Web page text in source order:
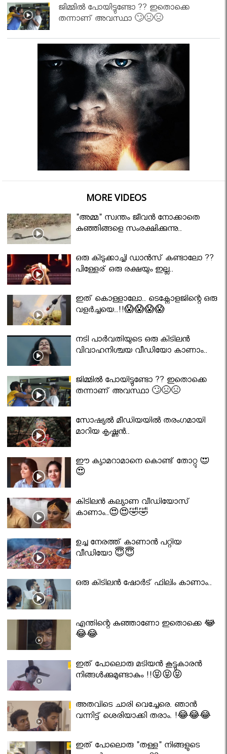
ജിമ്മിൽ പോയിട്ടുണ്ടോ ?? ഇതൊക്കെ
തന്നാണ് അവസ്ഥാ 🙄😣😣
MORE VIDEOS
"അമ്മ" സ്വന്തം ജീവൻ നോക്കാതെ
കുഞ്ഞിങ്ങളെ സംരക്ഷിക്കുന്നു..
ഒരു കിടുക്കാച്ചി ഡാൻസ് കണ്ടാലോ ??
പിള്ളേര് ഒരു രക്ഷയും ഇല്ല..
ഇത് കൊള്ളാലോ.. ടെക്നോളജിന്റെ ഒരു
വളർച്ചയെ..!!😱😱😱😱
നടി പാർവതിയുടെ ഒരു കിടിലൻ
വിവാഹനിശ്ചയ വീഡിയോ കാണാം..
ജിമ്മിൽ പോയിട്ടുണ്ടോ ?? ഇതൊക്കെ
തന്നാണ് അവസ്ഥാ 🙄😣😣
സോഷ്യൽ മീഡിയയിൽ തരംഗമായി
മാറിയ കൃഷ്ണൻ..
ഈ ക്യാമറാമാനെ കൊണ്ട് തോറ്റു 😍
😍
കിടിലൻ കല്യാണ വീഡിയോസ്
കാണാം..😍😍🤣🤣
ഉച്ച നേരത്ത് കാണാൻ പറ്റിയ
വീഡിയോ 😇😇
ഒരു കിടിലൻ ഷോർട് ഫിലിം കാണാം..
എന്തിന്റെ കുഞ്ഞാണോ ഇതൊക്കെ 😂
😂😂
ഇത് പോലൊരു മടിയൻ കൂട്ടുകാരൻ
നിങ്ങൾക്കുമുണ്ടാകും !!😝😝😝
അതവിടെ ചാരി വെച്ചേരെ. ഞാൻ
വന്നിട്ട് ശെരിയാക്കി തരാം. !😂😂😂
ഇത് പോലൊരു "തള്ള" നിങ്ങളുടെ